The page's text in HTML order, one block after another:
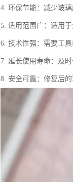
4. 环保节能：减少玻
5. 适用范围广：适用
6. 技术性强：需要工
7. 延长使用寿命：及
8. 安全可靠：修复后